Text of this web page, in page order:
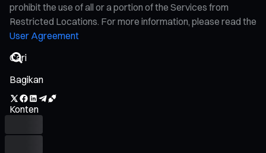
prohibit the use of all or a portion of the Services from
Restricted Locations. For more information, please read the
User Agreement
Bagikan
Konten